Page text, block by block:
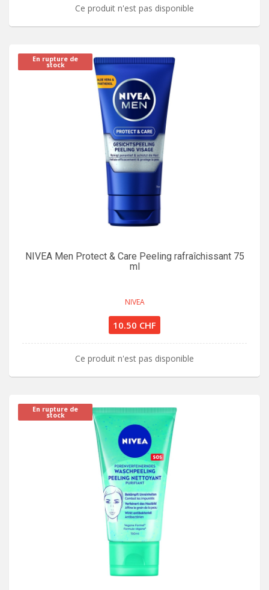
Ce produit n'est pas disponible
En rupture de
stock
NIVEA Men Protect & Care Peeling rafraîchissant 75
ml
NIVEA
10.50 CHF
Ce produit n'est pas disponible
En rupture de
stock